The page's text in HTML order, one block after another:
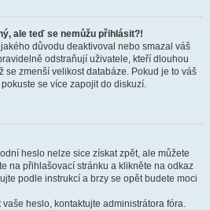
ale teď se nemůžu přihlásit?!
důvodu deaktivoval nebo smazal váš
odstraňují uživatele, kteří dlouhou
se zmenší velikost databáze. Pokud je to váš
se více zapojit do diskuzí.
heslo nelze sice získat zpět, ale můžete
na přihlašovací stránku a klikněte na odkaz
podle instrukcí a brzy se opět budete moci
heslo, kontaktujte administrátora fóra.